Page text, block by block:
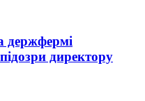
держфермі
директору